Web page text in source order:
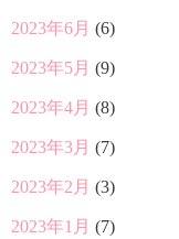
2023年6月 (6)
2023年5月 (9)
2023年4月 (8)
2023年3月 (7)
2023年2月 (3)
2023年1月 (7)